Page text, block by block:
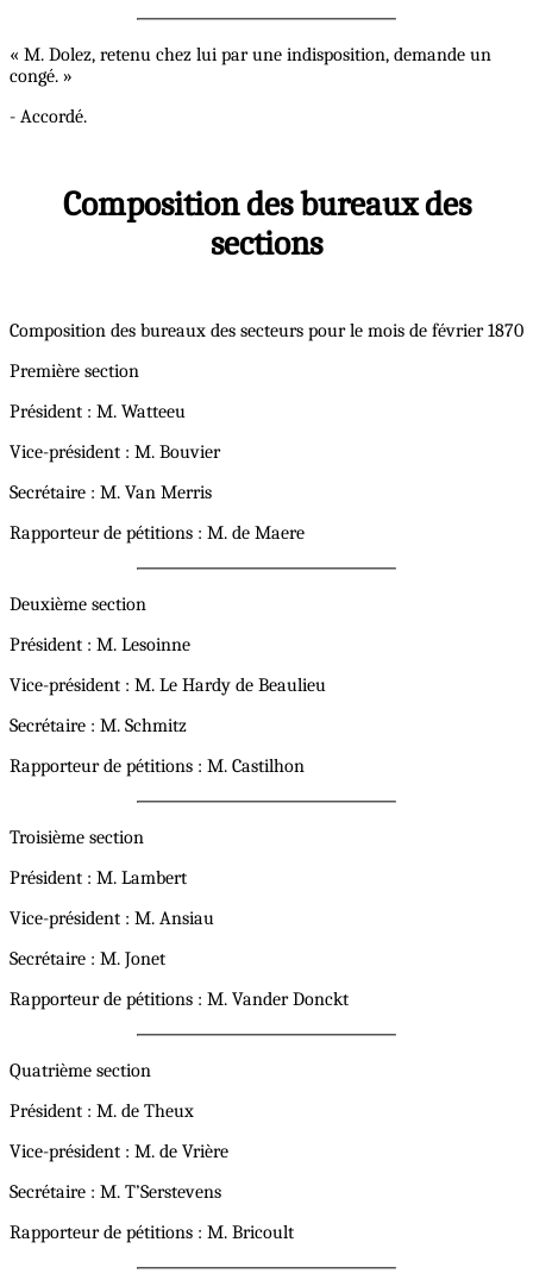
« M. Dolez, retenu chez lui par une indisposition, demande un
congé. »
- Accordé.
Composition des bureaux des
sections
Composition des bureaux des secteurs pour le mois de février 1870
Première section
Président : M. Watteeu
Vice-président : M. Bouvier
Secrétaire : M. Van Merris
Rapporteur de pétitions : M. de Maere
Deuxième section
Président : M. Lesoinne
Vice-président : M. Le Hardy de Beaulieu
Secrétaire : M. Schmitz
Rapporteur de pétitions : M. Castilhon
Troisième section
Président : M. Lambert
Vice-président : M. Ansiau
Secrétaire : M. Jonet
Rapporteur de pétitions : M. Vander Donckt
Quatrième section
Président : M. de Theux
Vice-président : M. de Vrière
Secrétaire : M. T’Serstevens
Rapporteur de pétitions : M. Bricoult